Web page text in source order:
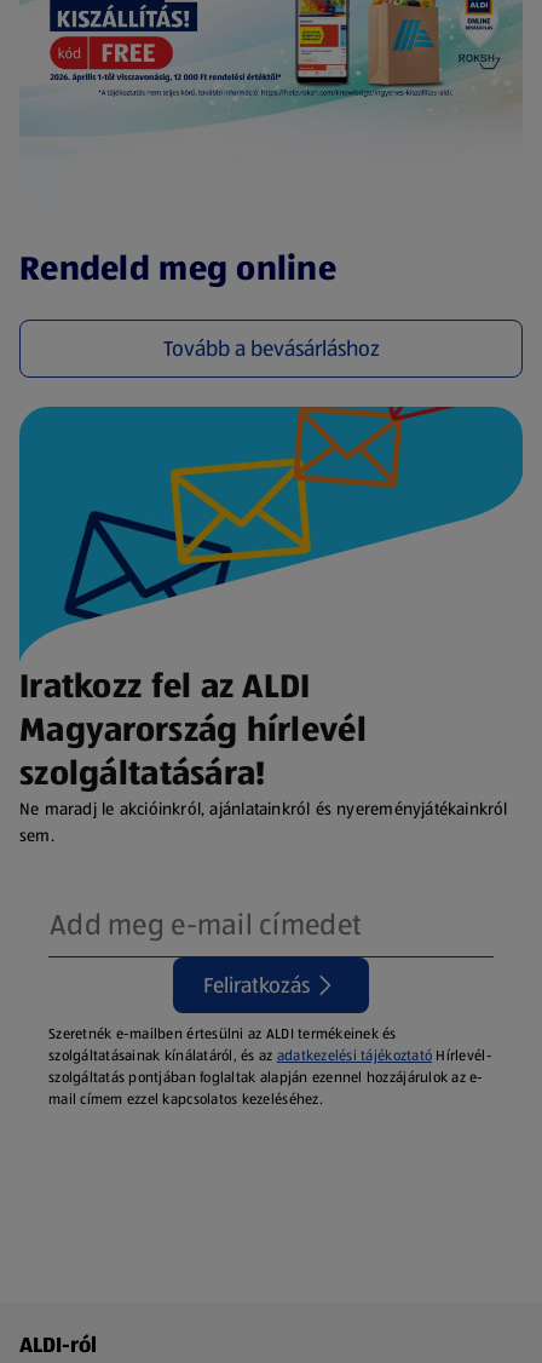
Rendeld meg online
Tovább a bevásárláshoz
(új oldalon nyílik meg)
Iratkozz fel az ALDI
Magyarország hírlevél
szolgáltatására!
Ne maradj le akcióinkról, ajánlatainkról és nyereményjátékainkról
sem.
Feliratkozás
Szeretnék e-mailben értesülni az ALDI termékeinek és
szolgáltatásainak kínálatáról, és az adatkezelési tájékoztató Hírlevél-
szolgáltatás pontjában foglaltak alapján ezennel hozzájárulok az e-
mail címem ezzel kapcsolatos kezeléséhez.
Láblécmenü - további linkek
ALDI-ról